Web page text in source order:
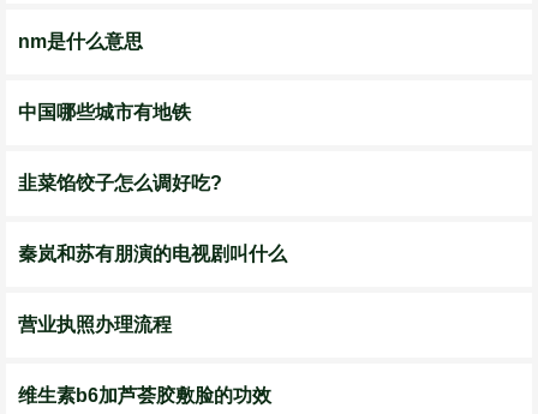
nm是什么意思
中国哪些城市有地铁
韭菜馅饺子怎么调好吃?
秦岚和苏有朋演的电视剧叫什么
营业执照办理流程
维生素b6加芦荟胶敷脸的功效